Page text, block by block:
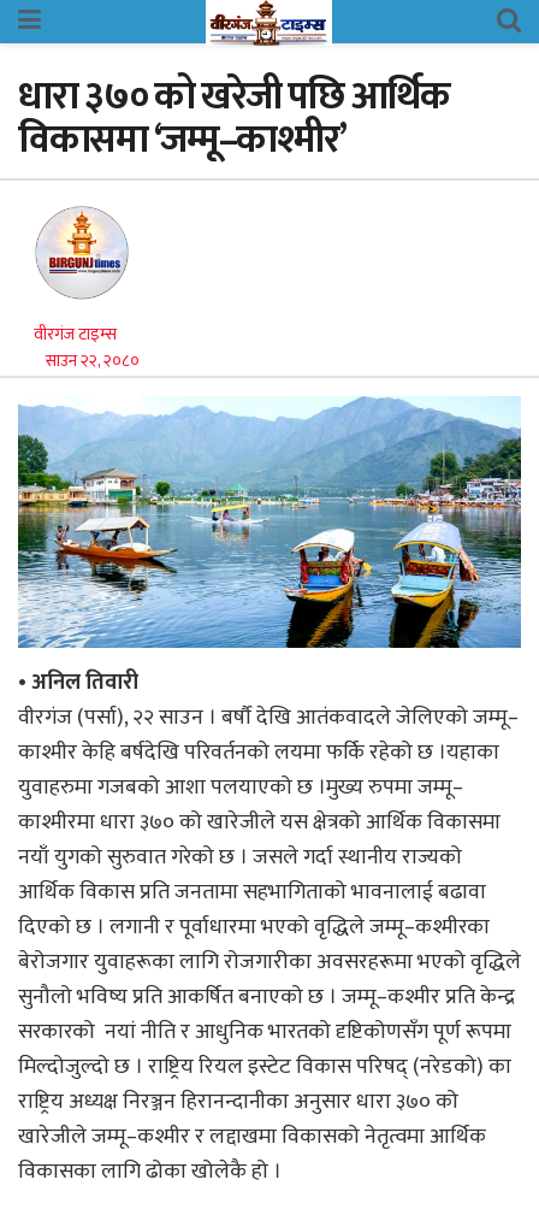
धारा ३७० को खरेजी पछि आर्थिक
विकासमा ‘जम्मू–काश्मीर’
वीरगंज टाइम्स
साउन २२, २०८०
• अनिल तिवारी
वीरगंज (पर्सा), २२ साउन । बर्षौ देखि आतंकवादले जेलिएको जम्मू–
काश्मीर केहि बर्षदेखि परिवर्तनको लयमा फर्कि रहेको छ ।यहाका
युवाहरुमा गजबको आशा पलयाएको छ ।मुख्य रुपमा जम्मू–
काश्मीरमा धारा ३७० को खारेजीले यस क्षेत्रको आर्थिक विकासमा
नयाँ युगको सुरुवात गरेको छ । जसले गर्दा स्थानीय राज्यको
आर्थिक विकास प्रति जनतामा सहभागिताको भावनालाई बढावा
दिएको छ । लगानी र पूर्वाधारमा भएको वृद्धिले जम्मू–कश्मीरका
बेरोजगार युवाहरूका लागि रोजगारीका अवसरहरूमा भएको वृद्धिले
सुनौलो भविष्य प्रति आकर्षित बनाएको छ । जम्मू–कश्मीर प्रति केन्द्र
सरकारको नयां नीति र आधुनिक भारतको दृष्टिकोणसँग पूर्ण रूपमा
मिल्दोजुल्दो छ । राष्ट्रिय रियल इस्टेट विकास परिषद् (नरेडको) का
राष्ट्रिय अध्यक्ष निरञ्जन हिरानन्दानीका अनुसार धारा ३७० को
खारेजीले जम्मू–कश्मीर र लद्दाखमा विकासको नेतृत्वमा आर्थिक
विकासका लागि ढोका खोलेकै हो ।